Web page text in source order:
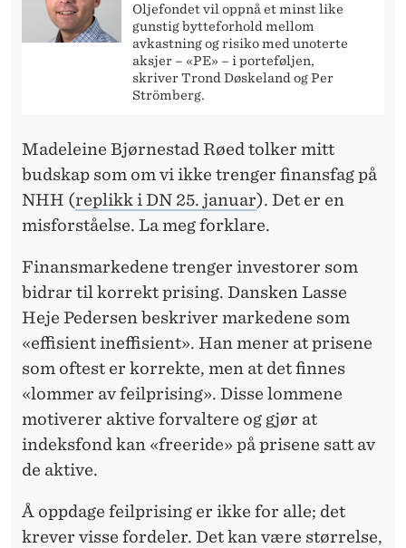
Oljefondet vil oppnå et minst like
gunstig bytteforhold mellom
avkastning og risiko med unoterte
aksjer – «PE» – i porteføljen,
skriver Trond Døskeland og Per
Strömberg.
Madeleine Bjørnestad Røed tolker mitt
budskap som om vi ikke trenger finansfag på
NHH (replikk i DN 25. januar). Det er en
misforståelse. La meg forklare.
Finansmarkedene trenger investorer som
bidrar til korrekt prising. Dansken Lasse
Heje Pedersen beskriver markedene som
«effisient ineffisient». Han mener at prisene
som oftest er korrekte, men at det finnes
«lommer av feilprising». Disse lommene
motiverer aktive forvaltere og gjør at
indeksfond kan «freeride» på prisene satt av
de aktive.
Å oppdage feilprising er ikke for alle; det
krever visse fordeler. Det kan være størrelse,